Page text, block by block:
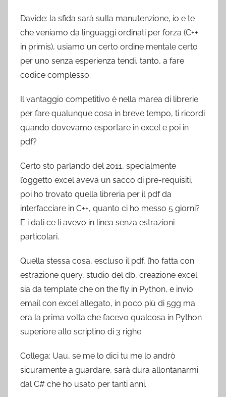
Davide: la sfida sarà sulla manutenzione, io e te
che veniamo da linguaggi ordinati per forza (C++
in primis), usiamo un certo ordine mentale certo
per uno senza esperienza tendi, tanto, a fare
codice complesso.
Il vantaggio competitivo è nella marea di librerie
per fare qualunque cosa in breve tempo, ti ricordi
quando dovevamo esportare in excel e poi in
pdf?
Certo sto parlando del 2011, specialmente
l’oggetto excel aveva un sacco di pre-requisiti,
poi ho trovato quella libreria per il pdf da
interfacciare in C++, quanto ci ho messo 5 giorni?
E i dati ce li avevo in linea senza estrazioni
particolari.
Quella stessa cosa, escluso il pdf, l’ho fatta con
estrazione query, studio del db, creazione excel
sia da template che on the fly in Python, e invio
email con excel allegato, in poco più di 5gg ma
era la prima volta che facevo qualcosa in Python
superiore allo scriptino di 3 righe.
Collega: Uau, se me lo dici tu me lo andrò
sicuramente a guardare, sarà dura allontanarmi
dal C# che ho usato per tanti anni.